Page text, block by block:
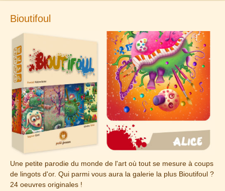
Bioutifoul
Une petite parodie du monde de l'art où tout se mesure à coups
de lingots d'or. Qui parmi vous aura la galerie la plus Bioutifoul ?
24 oeuvres originales !